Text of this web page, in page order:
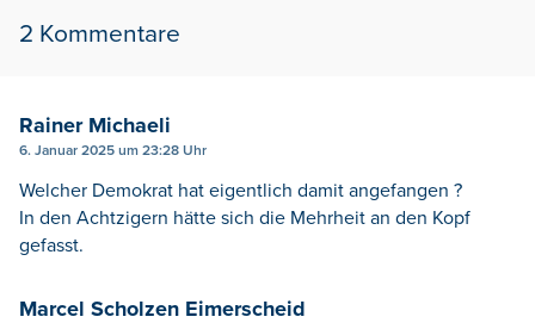
2 Kommentare
Rainer Michaeli
6. Januar 2025 um 23:28 Uhr
Welcher Demokrat hat eigentlich damit angefangen ?
In den Achtzigern hätte sich die Mehrheit an den Kopf
gefasst.
Marcel Scholzen Eimerscheid